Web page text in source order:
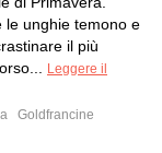
le unghie temono e
il più
Leggere il
Goldfrancine